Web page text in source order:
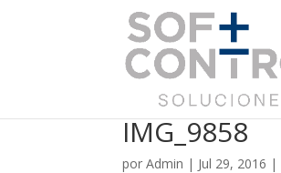
IMG_9858
porAdmin | Jul 29, 2016 |